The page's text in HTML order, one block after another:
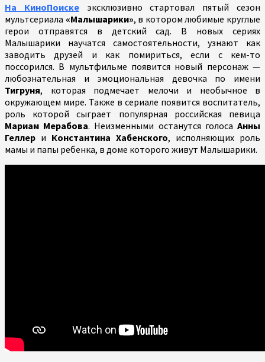
На КиноПоискеэксклюзивно стартовал пятый сезон
мультсериала «Малышарики», в котором любимые круглые
герои отправятся в детский сад. В новых сериях
Малышарики научатся самостоятельности, узнают как
заводить друзей и как помириться, если с кем-то
поссорился. В мультфильме появится новый персонаж —
любознательная и эмоциональная девочка по имени
Тигруня, которая подмечает мелочи и необычное в
окружающем мире. Также в сериале появится воспитатель,
роль которой сыграет популярная российская певица
Мариам Мерабова. Неизменными останутся голосаАнны
Геллер и Константина Хабенского, исполняющих роль
мамы и папы ребенка, в доме которого живут Малышарики.